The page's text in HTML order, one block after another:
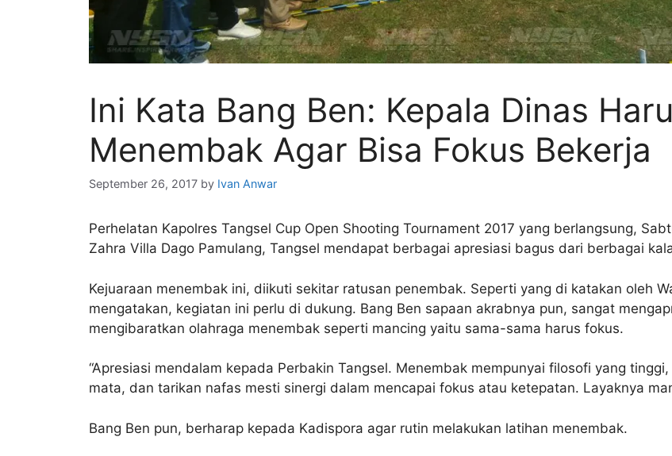
Ini Kata Bang Ben: Kepala Dinas
Menembak Agar Bisa Fokus Bekerja
September 26, 2017 by Ivan Anwar
Perhelatan Kapolres Tangsel Cup Open Shooting Tournament 2017 yang berlangsung,
Zahra Villa Dago Pamulang, Tangsel mendapat berbagai apresiasi bagus dari berbagai
Kejuaraan menembak ini, diikuti sekitar ratusan penembak. Seperti yang di katakan oleh
mengatakan, kegiatan ini perlu di dukung. Bang Ben sapaan akrabnya pun, sangat
mengibaratkan olahraga menembak seperti mancing yaitu sama-sama harus fokus.
“Apresiasi mendalam kepada Perbakin Tangsel. Menembak mempunyai filosofi yang
mata, dan tarikan nafas mesti sinergi dalam mencapai fokus atau ketepatan. Layaknya
Bang Ben pun, berharap kepada Kadispora agar rutin melakukan latihan menembak.